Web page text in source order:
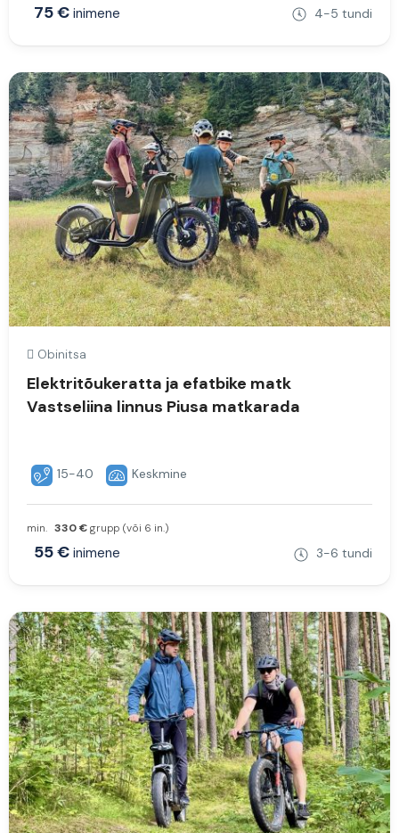
75 € inimene 4-5 tundi
Obinitsa
Elektritõukeratta ja efatbike matk
Vastseliina linnus Piusa matkarada
15-40 Keskmine
min. 330 €grupp (või 6 in.)
55 € inimene 3-6 tundi